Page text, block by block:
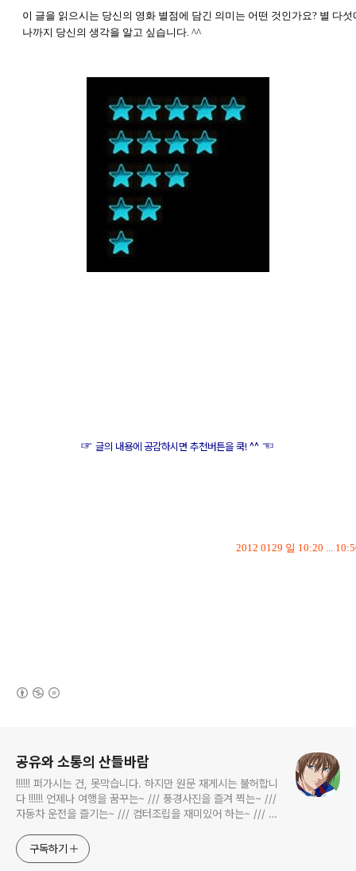
이 글을 읽으시는 당신의 영화 별점에 담긴 의미는 어떤 것인가요? 별 다섯
나까지 당신의 생각을 알고 싶습니다. ^^
☞글의 내용에 공감하시면 추천버튼을 쿡! ^^☜
2012 0129 일 10:20 ...
공유와 소통의 산들바람
!!!!!! 퍼가시는 건, 못막습니다. 하지만 원문 재게시는 불허합니
다 !!!!!! 언제나 여행을 꿈꾸는~ /// 풍경사진을 즐겨 찍는~ ///
자동차 운전을 즐기는~ /// 컴터조립을 재미있어 하는~ /// 고
식하는 미드가 있는~ /// 사회적 이슈에 발언하는~ 不老巨
구독하기